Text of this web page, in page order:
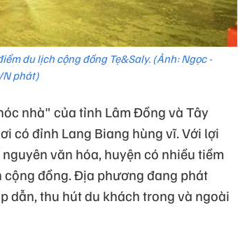
du lịch cộng đồng Tẹ&Saly. (Ảnh: Ngọc -
phát)
nhà" của tỉnh Lâm Đồng và Tây
có đỉnh Lang Biang hùng vĩ. Với lợi
văn hóa, huyện có nhiều tiềm
đồng. Địa phương đang phát
dẫn, thu hút du khách trong và ngoài